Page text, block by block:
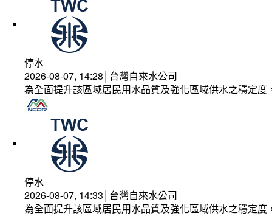
停水
2026-08-07, 14:28│台灣自來水公司
為全面提升該區域居民用水品質及強化區域供水之穩定
停水
2026-08-07, 14:33│台灣自來水公司
為全面提升該區域居民用水品質及強化區域供水之穩定